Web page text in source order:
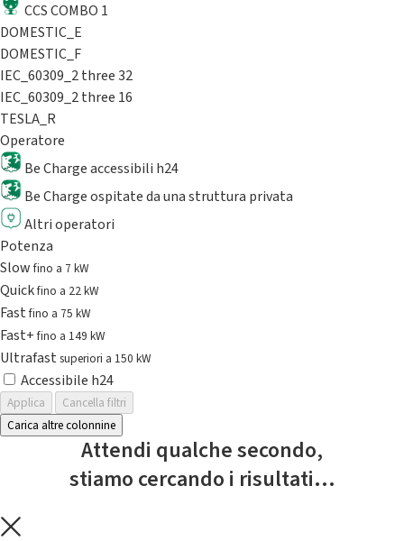
CCS COMBO 1
DOMESTIC_E
DOMESTIC_F
IEC_60309_2 three 32
IEC_60309_2 three 16
TESLA_R
Operatore
Be Charge accessibili h24
Be Charge ospitate da una struttura privata
Altri operatori
Potenza
Slowfino a 7 kW
Quickfino a 22 kW
Fastfino a 75 kW
Fast+fino a 149 kW
Ultrafast superiori a 150 kW
Accessibile h24
Applica
Cancella filtri
Carica altre colonnine
Attendi qualche secondo,
stiamo cercando i risultati...